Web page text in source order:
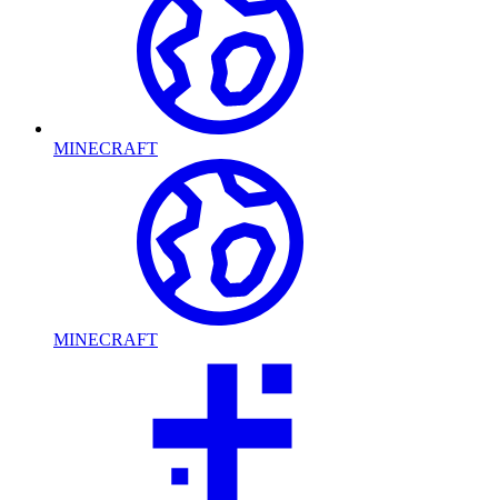
MINECRAFT
MINECRAFT